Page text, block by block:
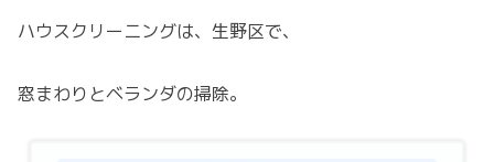
ハウスクリーニングは、生野区で、
窓まわりとベランダの掃除。